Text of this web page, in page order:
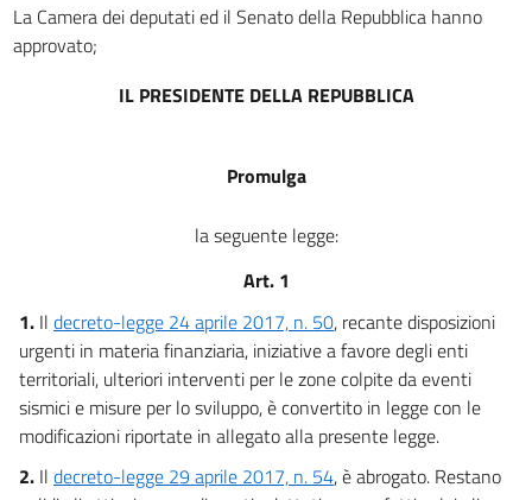
La Camera dei deputati ed il Senato della Repubblica hanno
approvato;
IL PRESIDENTE DELLA REPUBBLICA
Promulga
la seguente legge:
Art. 1
1. Il decreto-legge 24 aprile 2017, n. 50, recante disposizioni
urgenti in materia finanziaria, iniziative a favore degli enti
territoriali, ulteriori interventi per le zone colpite da eventi
sismici e misure per lo sviluppo, è convertito in legge con le
modificazioni riportate in allegato alla presente legge.
2. Il decreto-legge 29 aprile 2017, n. 54, è abrogato. Restano